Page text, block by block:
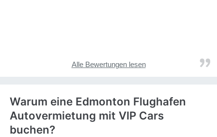
Alle Bewertungen lesen
Warum eine Edmonton Flughafen
Autovermietung mit VIP Cars
buchen?